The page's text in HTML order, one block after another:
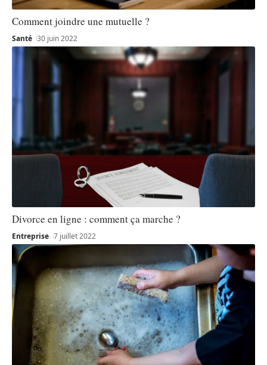
Comment joindre une mutuelle ?
Santé 30 juin 2022
Divorce en ligne : comment ça marche ?
Entreprise 7 juillet 2022